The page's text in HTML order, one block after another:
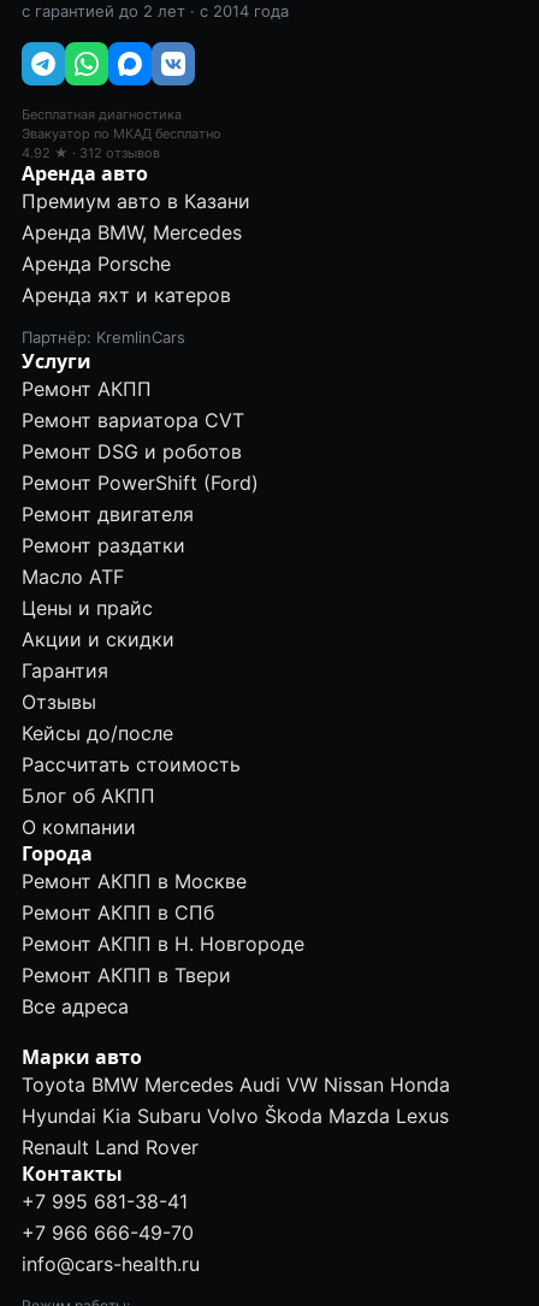
с гарантией до 2 лет · с 2014 года
Бесплатная диагностика
Эвакуатор по МКАД бесплатно
4.92 ★ · 312 отзывов
Аренда авто
Премиум авто в Казани
Аренда BMW, Mercedes
Аренда Porsche
Аренда яхт и катеров
Партнёр: KremlinCars
Услуги
Ремонт АКПП
Ремонт вариатора CVT
Ремонт DSG и роботов
Ремонт PowerShift (Ford)
Ремонт двигателя
Ремонт раздатки
Масло ATF
Цены и прайс
Акции и скидки
Гарантия
Отзывы
Кейсы до/после
Рассчитать стоимость
Блог об АКПП
О компании
Города
Ремонт АКПП в Москве
Ремонт АКПП в СПб
Ремонт АКПП в Н. Новгороде
Ремонт АКПП в Твери
Все адреса
Марки авто
Toyota BMW Mercedes Audi VW Nissan Honda
Hyundai Kia Subaru Volvo Škoda Mazda Lexus
Renault Land Rover
Контакты
+7 995 681-38-41
+7 966 666-49-70
info@cars-health.ru